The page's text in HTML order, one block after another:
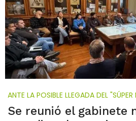
ANTE LA POSIBLE LLEGADA DEL "SÚPER
Se reunió el gabinete